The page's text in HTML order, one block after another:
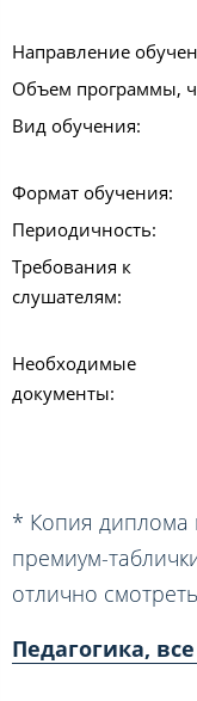
Направление
Объем программы,
Вид обучения:
Формат обучения:
Периодичность:
Требования к
слушателям:
Необходимые
документы:
* Копия диплома
премиум-
отлично
Педагогика,